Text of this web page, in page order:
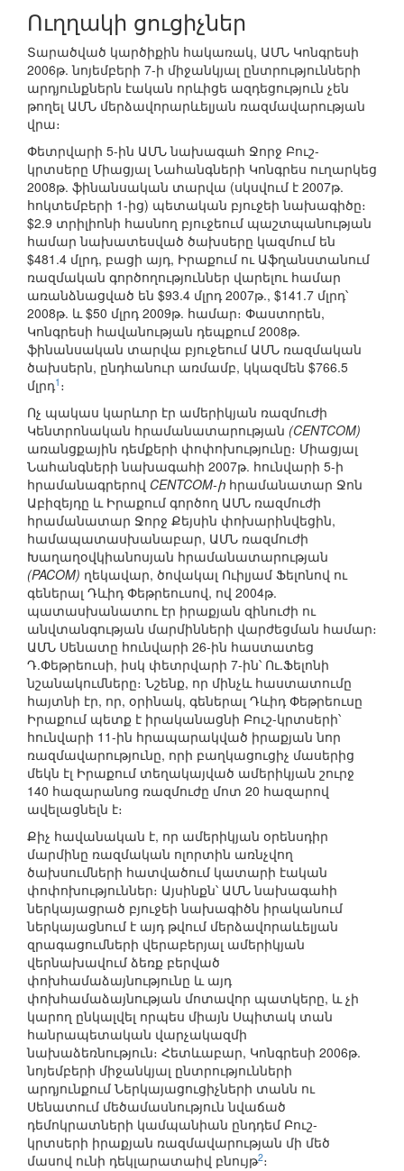
Ուղղակի ցուցիչներ
Տարածված կարծիքին հակառակ, ԱՄՆ Կոնգրեսի
2006թ. նոյեմբերի 7-ի միջանկյալ ընտրությունների
արդյունքներն էական որևիցե ազդեցություն չեն
թողել ԱՄՆ մերձավորարևելյան ռազմավարության
վրա։
Փետրվարի 5-ին ԱՄՆ նախագահ Ջորջ Բուշ-
կրտսերը Միացյալ Նահանգների Կոնգրես ուղարկեց
2008թ. ֆինանսական տարվա (սկսվում է 2007թ.
հոկտեմբերի 1-ից) պետական բյուջեի նախագիծը։
$2.9 տրիլիոնի հասնող բյուջեում պաշտպանության
համար նախատեսված ծախսերը կազմում են
$481.4 մլրդ, բացի այդ, Իրաքում ու Աֆղանստանում
ռազմական գործողություններ վարելու համար
առանձնացված են $93.4 մլրդ 2007թ., $141.7 մլրդ՝
2008թ. և $50 մլրդ 2009թ. համար։ Փաստորեն,
Կոնգրեսի հավանության դեպքում 2008թ.
ֆինանսական տարվա բյուջեում ԱՄՆ ռազմական
ծախսերն, ընդհանուր առմամբ, կկազմեն $766.5
մլրդ1 ։
Ոչ պակաս կարևոր էր ամերիկյան ռազմուժի
Կենտրոնական հրամանատարության (CENTCOM)
առանցքային դեմքերի փոփոխությունը։ Միացյալ
Նահանգների նախագահի 2007թ. հունվարի 5-ի
հրամանագրերով CENTCOM-ի հրամանատար Ջոն
Աբիզեյդը և Իրաքում գործող ԱՄՆ ռազմուժի
հրամանատար Ջորջ Քեյսին փոխարինվեցին,
համապատասխանաբար, ԱՄՆ ռազմուժի
Խաղաղօվկիանոսյան հրամանատարության
(PACOM) ղեկավար, ծովակալ Ուիլյամ Ֆելոնով ու
գեներալ Դևիդ Փեթրեուսով, ով 2004թ.
պատասխանատու էր իրաքյան զինուժի ու
անվտանգության մարմինների վարժեցման համար։
ԱՄՆ Սենատը հունվարի 26-ին հաստատեց
Դ.Փեթրեուսի, իսկ փետրվարի 7-ին՝ Ու.Ֆելոնի
նշանակումները։ Նշենք, որ մինչև հաստատումը
հայտնի էր, որ, օրինակ, գեներալ Դևիդ Փեթրեուսը
Իրաքում պետք է իրականացնի Բուշ-կրտսերի՝
հունվարի 11-ին հրապարակված իրաքյան նոր
ռազմավարությունը, որի բաղկացուցիչ մասերից
մեկն էլ Իրաքում տեղակայված ամերիկյան շուրջ
140 հազարանոց ռազմուժը մոտ 20 հազարով
ավելացնելն է։
Քիչ հավանական է, որ ամերիկյան օրենսդիր
մարմինը ռազմական ոլորտին առնչվող
ծախսումների հատվածում կատարի էական
փոփոխություններ։ Այսինքն՝ ԱՄՆ նախագահի
ներկայացրած բյուջեի նախագիծն իրականում
ներկայացնում է այդ թվում մերձավորաևելյան
զրագացումների վերաբերյալ ամերիկյան
վերնախավում ձեռք բերված
փոխհամաձայնությունը և այդ
փոխհամաձայնության մոտավոր պատկերը, և չի
կարող ընկալվել որպես միայն Սպիտակ տան
հանրապետական վարչակազմի
նախաձեռնություն։ Հետևաբար, Կոնգրեսի 2006թ.
նոյեմբերի միջանկյալ ընտրությունների
արդյունքում Ներկայացուցիչների տանն ու
Սենատում մեծամասնություն նվաճած
դեմոկրատների կամպանիան ընդդեմ Բուշ-
կրտսերի իրաքյան ռազմավարության մի մեծ
մասով ունի դեկլարատաիվ բնույթ2։